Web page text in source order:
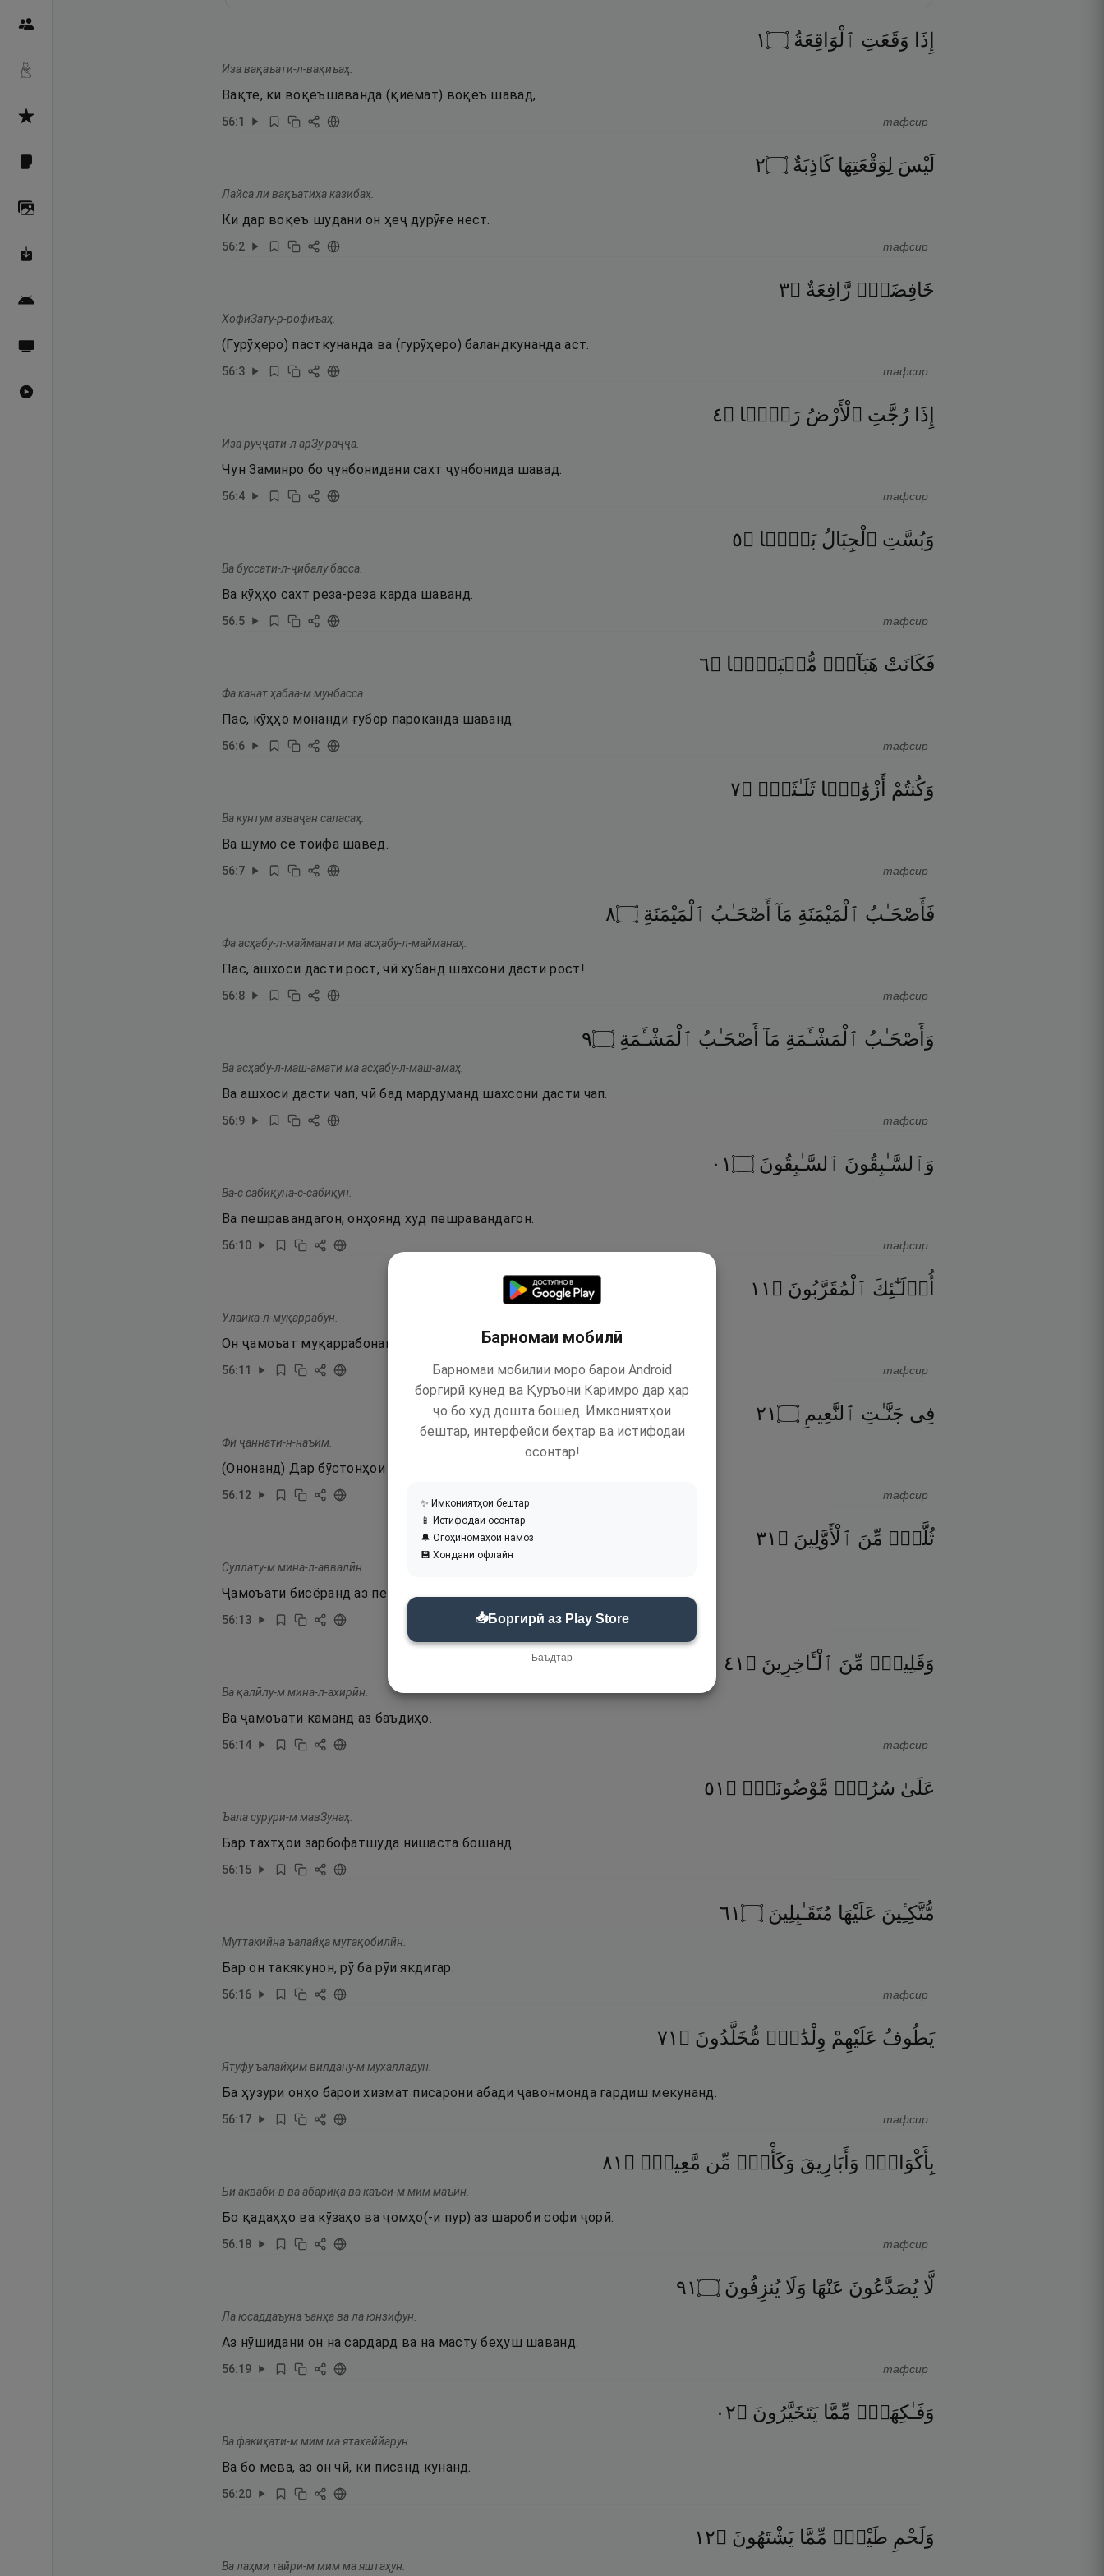
إِذَا وَقَعَتِ ٱلْوَاقِعَةُ ۝١
Иза вақаъати-л-вақиъаҳ.
Вақте, ки воқеъшаванда (қиёмат) воқеъ шавад,
56:1 тафсир
لَيْسَ لِوَقْعَتِهَا كَاذِبَةٌ ۝٢
Лайса ли вақъатиҳа казибаҳ.
Ки дар воқеъ шудани он ҳеҷ дурӯғе нест.
56:2 тафсир
خَافِضَةٌۭ رَّافِعَةٌ ۝٣
ХофиЗату-р-рофиъаҳ.
(Гурӯҳеро) пасткунанда ва (гурӯҳеро) баландкунанда аст.
56:3 тафсир
إِذَا رُجَّتِ ٱلْأَرْضُ رَجًّۭا ۝٤
Иза руҷҷати-л арЗу раҷҷа.
Чун Заминро бо ҷунбонидани сахт ҷунбонида шавад.
56:4 тафсир
وَبُسَّتِ ٱلْجِبَالُ بَسًّۭا ۝٥
Ва буссати-л-ҷибалу басса.
Ва кӯҳҳо сахт реза-реза карда шаванд.
56:5 тафсир
فَكَانَتْ هَبَآءًۭ مُّنۢبَثًّۭا ۝٦
Фа канат ҳабаа-м мунбасса.
Пас, кӯҳҳо монанди ғубор пароканда шаванд.
56:6 тафсир
وَكُنتُمْ أَزْوَٰجًۭا ثَلَـٰثَةًۭ ۝٧
Ва кунтум азваҷан саласаҳ.
Ва шумо се тоифа шавед.
56:7 тафсир
فَأَصْحَـٰبُ ٱلْمَيْمَنَةِ مَآ أَصْحَـٰبُ ٱلْمَيْمَنَةِ ۝٨
Фа асҳабу-л-майманати ма асҳабу-л-майманаҳ.
Пас, ашхоси дасти рост, чӣ хубанд шахсони дасти рост!
56:8 тафсир
وَأَصْحَـٰبُ ٱلْمَشْـَٔمَةِ مَآ أَصْحَـٰبُ ٱلْمَشْـَٔمَةِ ۝٩
Ва асҳабу-л-маш-амати ма асҳабу-л-маш-амаҳ.
Ва ашхоси дасти чап, чӣ бад мардуманд шахсони дасти чап.
56:9 тафсир
وَٱلسَّـٰبِقُونَ ٱلسَّـٰبِقُونَ ۝١٠
Ва-с сабиқуна-с-сабиқун.
Ва пешравандагон, онҳоянд худ пешравандагон.
56:10 тафсир
أُو۟لَـٰٓئِكَ ٱلْمُقَرَّبُونَ ۝ ١١
Улаика-л-муқаррабун.
Он ҷамоъат муқаррабонанд.
56:11 тафсир
فِى جَنَّـٰتِ ٱلنَّعِيمِ ۝١٢
Фӣ ҷаннати-н-наъӣм.
(Ононанд) Дар бӯстонҳои пурнеъмат.
56:12 тафсир
ثُلَّةٌۭ مِّنَ ٱلْأَوَّلِينَ ۝ ١٣
Суллату-м мина-л-аввалӣн.
Ҷамоъати бисёранд аз пешиниён.
56:13
وَقَلِيلٌۭ مِّنَ ٱلْـَٔاخِرِينَ ۝ ١٤
Ва қалӣлу-м мина-л-ахирӣн.
Ва ҷамоъати каманд аз баъдиҳо.
56:14 тафсир
عَلَىٰ سُرُرٍۢ مَّوْضُونَةٍۢ ۝ ١٥
Ъала сурури-м мавЗунаҳ.
Бар тахтҳои зарбофатшуда нишаста бошанд.
56:15
مُّتَّكِـِٔينَ عَلَيْهَا مُتَقَـٰبِلِينَ ۝١٦
Муттакиӣна ъалайҳа мутақобилӣн.
Бар он такякунон, рӯ ба рӯи якдигар.
56:16 тафсир
يَطُوفُ عَلَيْهِمْ وِلْدَٰنٌۭ مُّخَلَّدُونَ ۝ ١٧
Ятуфу ъалайҳим вилдану-м мухалладун.
Ба ҳузури онҳо барои хизмат писарони абади ҷавонмонда гардиш мекунанд.
56:17 тафсир
بِأَكْوَابٍۢ وَأَبَارِيقَ وَكَأْسٍۢ مِّن مَّعِينٍۢ ۝ ١٨
Би акваби-в ва абарӣқа ва каъси-м мим маъӣн.
Бо қадаҳҳо ва кӯзаҳо ва ҷомҳо(-и пур) аз шароби софи ҷорӣ.
56:18 тафсир
لَّا يُصَدَّعُونَ عَنْهَا وَلَا يُنزِفُونَ ۝١٩
Ла юсаддаъуна ъанҳа ва ла юнзифун.
Аз нӯшидани он на сардард ва на масту беҳуш шаванд.
56:19 тафсир
وَفَـٰكِهَةٍۢ مِّمَّا يَتَخَيَّرُونَ ۝٢٠
Ва факиҳати-м мим ма ятахаййарун.
Ва бо мева, аз он чӣ, ки писанд кунанд.
56:20
وَلَحْمِ طَيْرٍۢ مِّمَّا يَشْتَهُونَ ۝٢١
Ва лаҳми тайри-м мим ма яштаҳун.
Барномаи мобилӣ
Барномаи мобилии моро барои Android
боргирӣ кунед ва Қуръони Каримро дар ҳар
ҷо бо худ дошта бошед. Имкониятҳои
бештар, интерфейси беҳтар ва истифодаи
осонтар!
✨ Имкониятҳои бештар
📱 Истифодаи осонтар
🔔 Огоҳиномаҳои намоз
💾 Хондани офлайн
📥Боргирӣ аз Play Store
Баъдтар